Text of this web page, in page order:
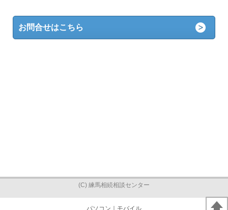
お問合せはこちら
(C) 練馬相続相談センター
パソコン ｜モバイル